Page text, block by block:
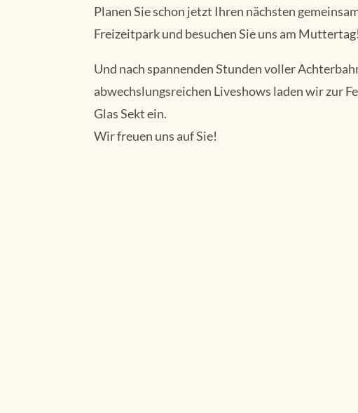
Planen Sie schon jetzt Ihren nächsten
Freizeitpark und besuchen Sie uns am Muttertag!
Und nach spannenden Stunden voller
abwechslungsreichen Liveshows laden wir zur
Glas Sekt ein.
Wir freuen uns auf Sie!